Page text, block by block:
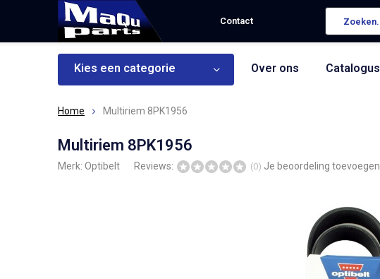
Contact
Kies een categorie Over ons Catalogus
Home Multiriem 8PK1956
Multiriem 8PK1956
Merk: Optibelt Reviews: (0) Je beoordeling toevoegen